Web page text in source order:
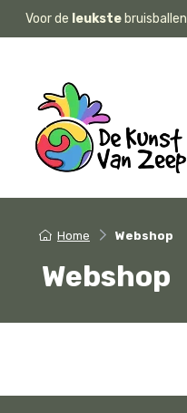
Voor de leukste bruisballen
Home Webshop
Webshop